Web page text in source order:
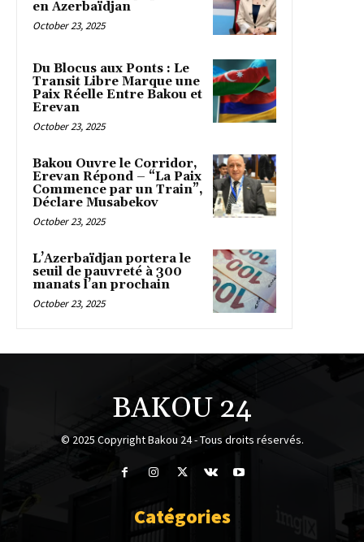
en Azerbaïdjan
October 23, 2025
Du Blocus aux Ponts : Le
Transit Libre Marque une
Paix Réelle Entre Bakou et
Erevan
October 23, 2025
Bakou Ouvre le Corridor,
Erevan Répond – “La Paix
Commence par un Train”,
Déclare Musabekov
October 23, 2025
L’Azerbaïdjan portera le
seuil de pauvreté à 300
manats l’an prochain
October 23, 2025
BAKOU 24
© 2025 Copyright Bakou 24 - Tous droits réservés.
Catégories